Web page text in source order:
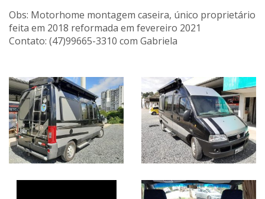
Obs: Motorhome montagem caseira, único proprietário
feita em 2018 reformada em fevereiro 2021
Contato: (47)99665-3310 com Gabriela